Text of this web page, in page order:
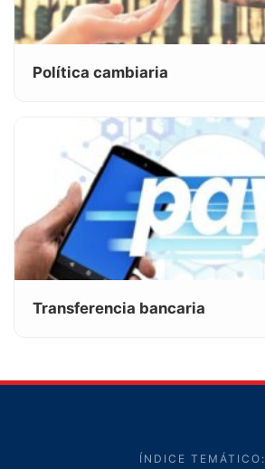
Política cambiaria
Transferencia bancaria
ÍNDICE TEMÁTICO: